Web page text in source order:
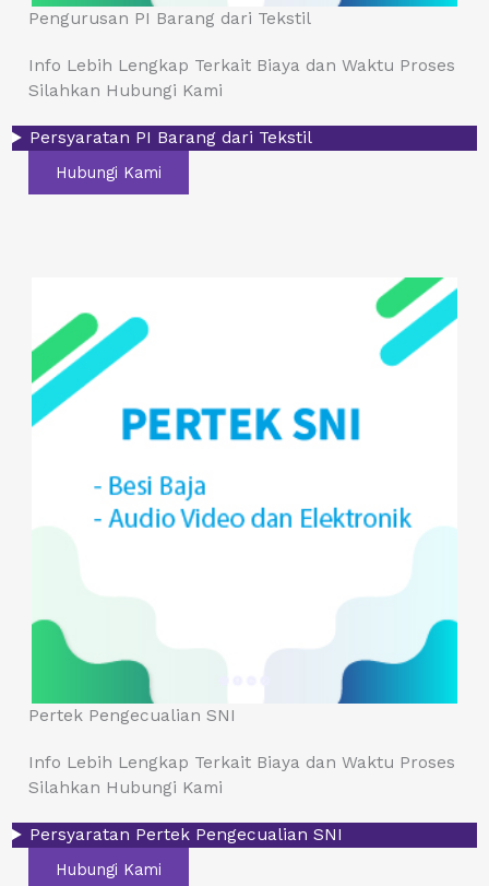
Pengurusan PI Barang dari Tekstil
Info Lebih Lengkap Terkait Biaya dan Waktu Proses
Silahkan Hubungi Kami
Persyaratan PI Barang dari Tekstil
Hubungi Kami
Pertek Pengecualian SNI
Info Lebih Lengkap Terkait Biaya dan Waktu Proses
Silahkan Hubungi Kami
Persyaratan Pertek Pengecualian SNI
Hubungi Kami